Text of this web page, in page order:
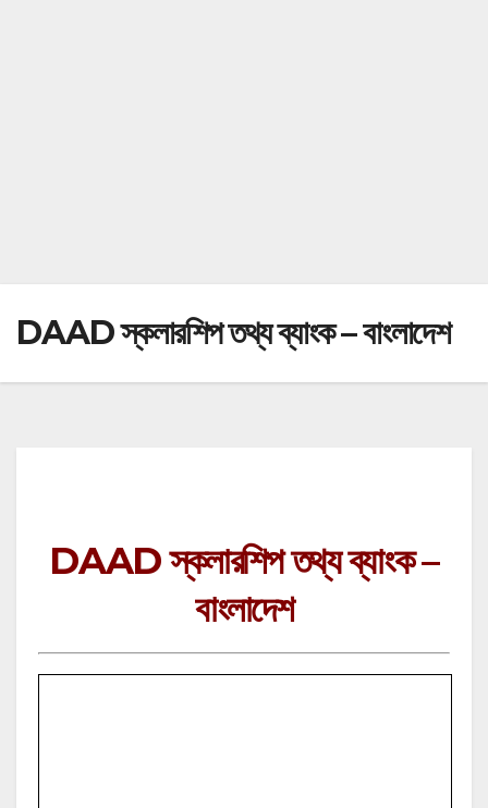
DAAD স্কলারশিপ তথ্য ব্যাংক – বাংলাদেশ
DAAD স্কলারশিপ তথ্য ব্যাংক –
বাংলাদেশ